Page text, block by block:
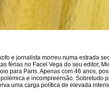
e jornalista morreu numa estrada
férias no Facel Vega do seu editor,
para Paris. Apenas com 46 anos,
e incompreensão. Sobretudo
uma carga política de elevada